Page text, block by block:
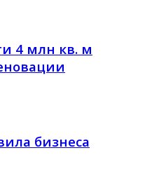
4 млн кв. м
бизнеса